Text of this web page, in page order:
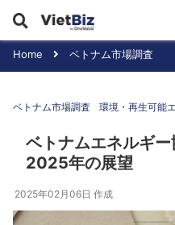
Home ベトナム市場調査
ベトナム市場調査 環境・再生可能
ベトナムエネルギ
2025年の展望
2025年02月06日 作成